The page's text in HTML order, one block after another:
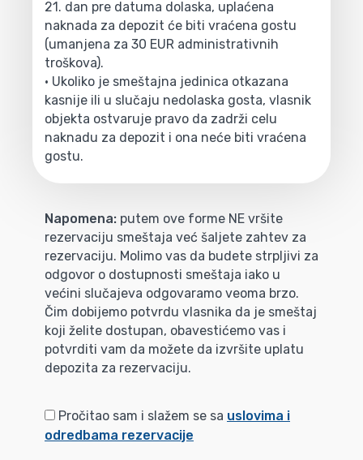
21. dan pre datuma dolaska, uplaćena
naknada za depozit će biti vraćena gostu
(umanjena za 30 EUR administrativnih
troškova).
• Ukoliko je smeštajna jedinica otkazana
kasnije ili u slučaju nedolaska gosta, vlasnik
objekta ostvaruje pravo da zadrži celu
naknadu za depozit i ona neće biti vraćena
gostu.
Napomena: putem ove forme NE vršite
rezervaciju smeštaja već šaljete zahtev za
rezervaciju. Molimo vas da budete strpljivi za
odgovor o dostupnosti smeštaja iako u
većini slučajeva odgovaramo veoma brzo.
Čim dobijemo potvrdu vlasnika da je smeštaj
koji želite dostupan, obavestićemo vas i
potvrditi vam da možete da izvršite uplatu
depozita za rezervaciju.
Pročitao sam i slažem se sa uslovima i
odredbama rezervacije